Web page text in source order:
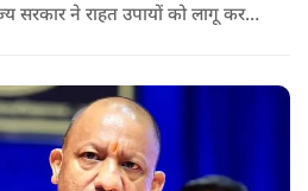
सरकार ने राहत उपायों को लागू करना